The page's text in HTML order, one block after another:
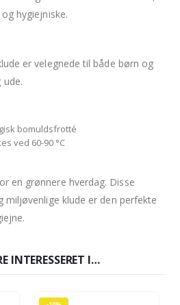
hygiejniske.
er velegnede til både børn og
bomuldsfrotté
ved 60-90 °C
en grønnere hverdag. Disse
klude er den perfekte
INTERESSERET I…